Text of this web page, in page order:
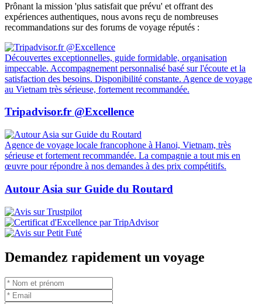
Prônant la mission 'plus satisfait que prévu' et offrant des
expériences authentiques, nous avons reçu de nombreuses
recommandations sur des forums de voyage réputés :
Découvertes exceptionnelles, guide formidable, organisation
impeccable. Accompagnement personnalisé basé sur l'écoute et la
satisfaction des besoins. Disponibilité constante. Agence de voyage
au Vietnam très sérieuse, fortement recommandée.
Tripadvisor.fr @Excellence
Agence de voyage locale francophone à Hanoi, Vietnam, très
sérieuse et fortement recommandée. La compagnie a tout mis en
œuvre pour répondre à nos demandes à des prix compétitifs.
Autour Asia sur Guide du Routard
Demandez rapidement un voyage